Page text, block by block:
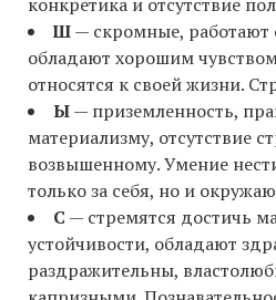
Ш— скромные, работают
обладают хорошим
относятся к своей жизни.
Ы— приземленность,
материализму, отсутствие
возвышенному. Умение
только за себя, но и
С — стремятся достичь
устойчивости, обладают
раздражительны,